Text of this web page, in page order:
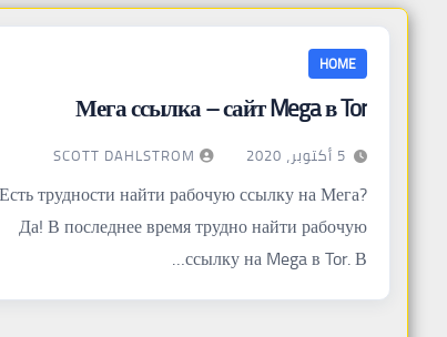
HOME
Мега ссылка – сайт Mega в Tor
5 أكتوبر، 2020 SCOTT DAHLSTROM
Есть трудности найти рабочую ссылку на Мега?
Да! В последнее время трудно найти рабочую
ссылку на Mega в Tor. В…